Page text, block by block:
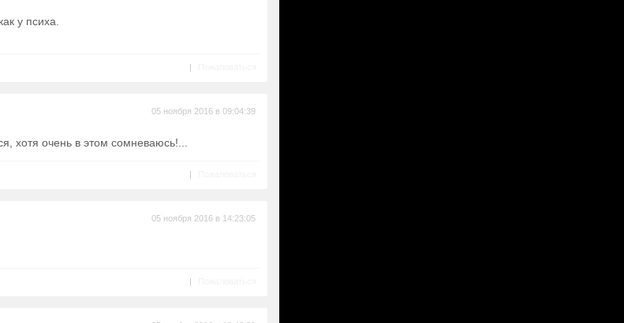
у психа.
|
05 ноября 2016 в 09:04:39
хотя очень в этом сомневаюсь!...
|
05 ноября 2016 в 14:23:05
|